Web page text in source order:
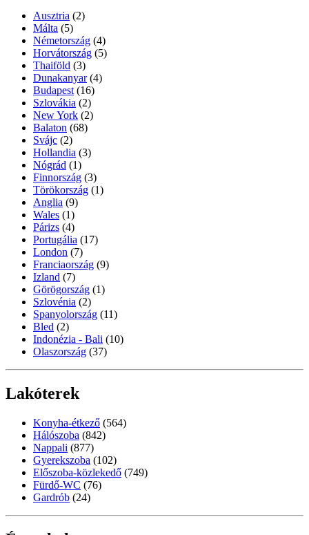
Ausztria (2)
Málta (5)
Németország (4)
Horvátország (5)
Thaiföld (3)
Dunakanyar (4)
Budapest (16)
Szlovákia (2)
New York (2)
Balaton (68)
Svájc (2)
Hollandia (3)
Nógrád (1)
Finnország (3)
Törökország (1)
Anglia (9)
Wales (1)
Párizs (4)
Portugália (17)
London (7)
Franciaország (9)
Izland (7)
Görögország (1)
Szlovénia (2)
Spanyolország (11)
Bled (2)
Indonézia - Bali (10)
Olaszország (37)
Lakóterek
Konyha-étkező (564)
Hálószoba (842)
Nappali (877)
Gyerekszoba (102)
Előszoba-közlekedő (749)
Fürdő-WC (76)
Gardrób (24)